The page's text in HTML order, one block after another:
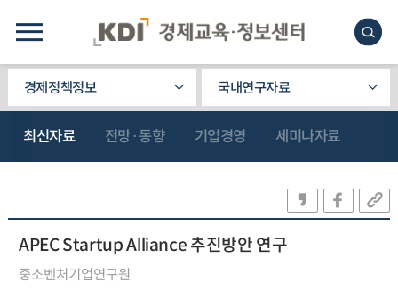
경제정책정보 국내연구자료
최신자료 전망·동향 기업경영 세미나자료
APEC Startup Alliance 추진방안 연구
중소벤처기업연구원